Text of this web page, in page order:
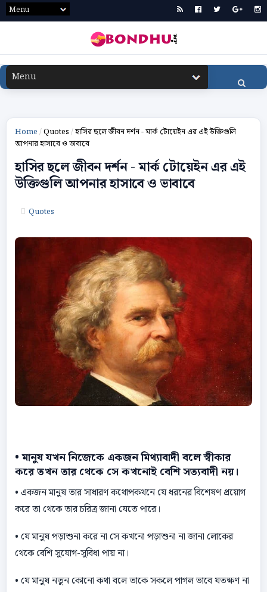
Home/Quotes/হাসির ছলে জীবন দর্শন - মার্ক টোয়েইন এর এই উক্তিগুলি
আপনার হাসাবে ও ভাবাবে
হাসির ছলে জীবন দর্শন - মার্ক টোয়েইন এর এই
উক্তিগুলি আপনার হাসাবে ও ভাবাবে
Quotes
• মানুষ যখন নিজেকে একজন মিথ্যাবাদী বলে স্বীকার
করে তখন তার থেকে সে কখনােই বেশি সত্যবাদী নয়।
• একজন মানুষ তার সাধারণ কথােপকথনে যে ধরনের বিশেষণ প্রয়ােগ
করে তা থেকে তার চরিত্র জানা যেতে পারে।
• যে মানুষ পড়াশুনা করে না সে কখনাে পড়াশুনা না জানা লােকের
থেকে বেশি সুযােগ-সুবিধা পায় না।
• যে মানুষ নতুন কোনাে কথা বলে তাকে সকলে পাগল ভাবে যতক্ষণ না